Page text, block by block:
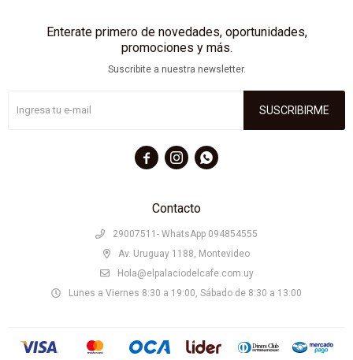
Contacto
29007511- WhatsApp 094854555
Av. Uruguay 1188, Montevideo
Hola@elpalaciodelcafe.com.uy
Lunes a Viernes 8:30 a 19:00, Sábado de 8:30 a 13:00
Enterate primero de novedades, oportunidades,
promociones y más.
Suscribite a nuestra newsletter.
SUSCRIBIRME
  